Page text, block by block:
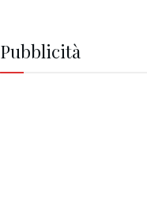
Pubblicità